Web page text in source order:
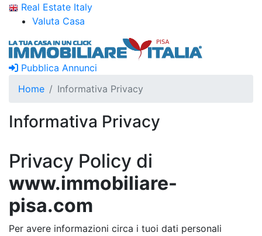
Real Estate Italy
Valuta Casa
Pubblica Annunci
Home
Informativa Privacy
Informativa Privacy
Privacy Policy di
www.immobiliare-
pisa.com
Per avere informazioni circa i tuoi dati personali